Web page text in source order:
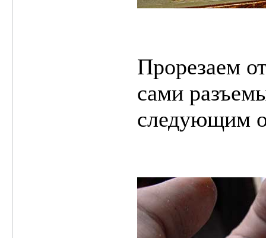
Прорезаем
сами
следующим